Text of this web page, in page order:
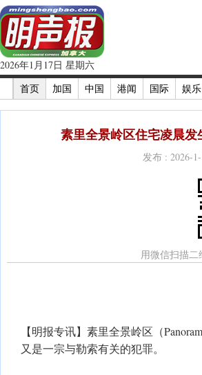
2026年1月17日 星期六
首页
加国 中国 港闻 国际 娱乐
素里全景岭区住宅凌晨
发布 : 2026-
用微信扫描
【明报专讯】素里全景岭区（
又是一宗与勒索有关的犯罪。